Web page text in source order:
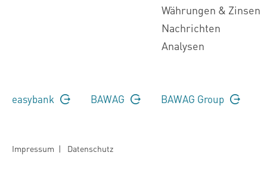
Währungen & Zinsen
Nachrichten
Analysen
easybank BAWAG BAWAG Group
Impressum | Datenschutz